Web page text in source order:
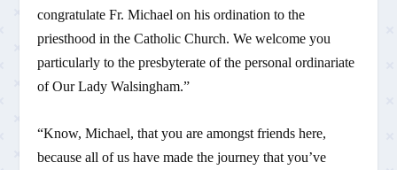
congratulate Fr. Michael on his ordination to the
priesthood in the Catholic Church. We welcome you
particularly to the presbyterate of the personal ordinariate
of Our Lady Walsingham.”
“Know, Michael, that you are amongst friends here,
because all of us have made the journey that you’ve